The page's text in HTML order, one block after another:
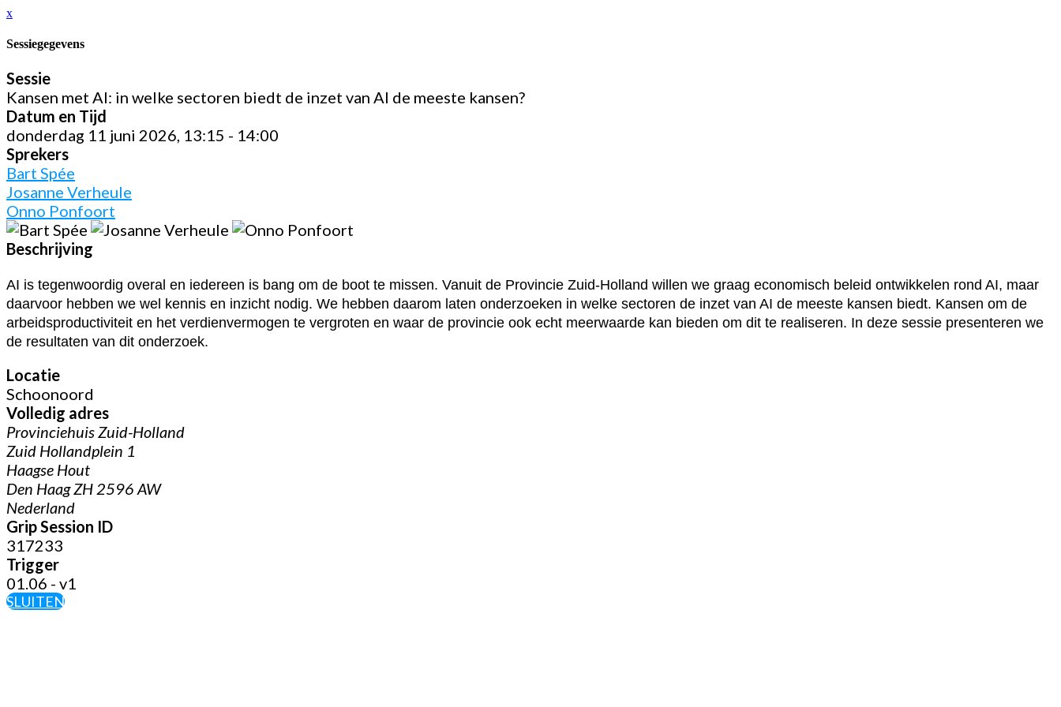
x
Sessiegegevens
Sessie
Kansen met AI: in welke sectoren biedt de inzet van AI de meeste kansen?
Datum en Tijd
donderdag 11 juni 2026, 13:15 - 14:00
Sprekers
Bart Spée
Josanne Verheule
Onno Ponfoort
Beschrijving
AI is tegenwoordig overal en iedereen is bang om de boot te missen. Vanuit de Provincie Zuid-Holland willen we graag economisch beleid ontwikkelen rond AI, maar
daarvoor hebben we wel kennis en inzicht nodig. We hebben daarom laten onderzoeken in welke sectoren de inzet van AI de meeste kansen biedt. Kansen om de
arbeidsproductiviteit en het verdienvermogen te vergroten en waar de provincie ook echt meerwaarde kan bieden om dit te realiseren. In deze sessie presenteren we
de resultaten van dit onderzoek.
Locatie
Schoonoord
Volledig adres
Provinciehuis Zuid-Holland
Zuid Hollandplein 1
Haagse Hout
Den Haag ZH 2596 AW
Nederland
Grip Session ID
317233
Trigger
01.06 - v1
SLUITEN